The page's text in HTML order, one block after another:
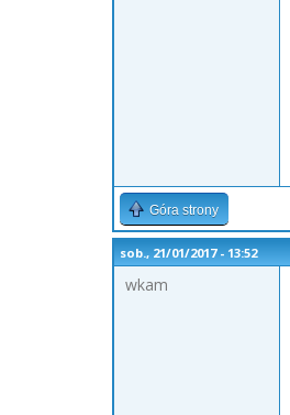
Góra strony
sob., 21/01/2017 - 13:52
wkam